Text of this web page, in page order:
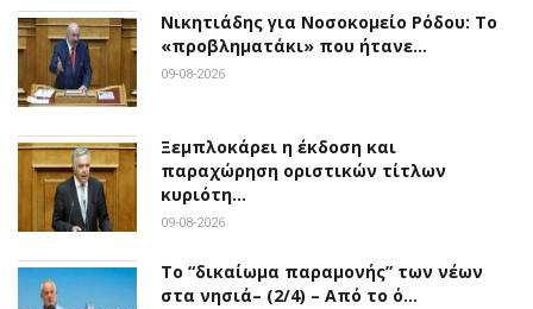
Νικητιάδης για Νοσοκομείο Ρόδου: Το
«προβληματάκι» που ήτανε…
09-08-2026
Ξεμπλοκάρει η έκδοση και
παραχώρηση οριστικών τίτλων
κυριότη…
09-08-2026
Το “δικαίωμα παραμονής” των νέων
στα νησιά– (2/4) – Από το ό…